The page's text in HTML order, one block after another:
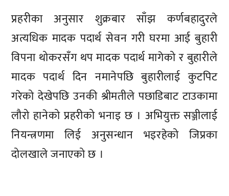
प्रहरीका अनुसार शुक्रबार साँझ कर्णबहादुरले
अत्यधिक मादक पदार्थ सेवन गरी घरमा आई बुहारी
विपना थोकरसँग थप मादक पदार्थ मागेको र बुहारीले
मादक पदार्थ दिन नमानेपछि बुहारीलाई कुटपिट
गरेको देखेपछि उनकी श्रीमतीले पछाडिबाट टाउकामा
लौरो हानेको प्रहरीको भनाइ छ । अभियुक्त सञ्जीलाई
नियन्त्रणमा लिई अनुसन्धान भइरहेको जिप्रका
दोलखाले जनाएको छ ।